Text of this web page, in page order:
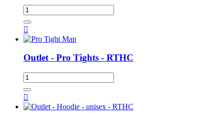

Outlet - Pro Tights - RTHC
